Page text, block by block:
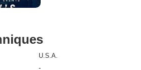
U.S.A.
-